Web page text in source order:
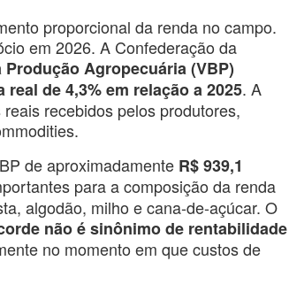
proporcional da renda no campo.
em 2026. A Confederação da
Agropecuária (VBP)
de 4,3% em relação a 2025. A
recebidos pelos produtores,
de aproximadamente R$ 939,1
para a composição da renda
algodão, milho e cana-de-açúcar. O
não é sinônimo de rentabilidade
no momento em que custos de